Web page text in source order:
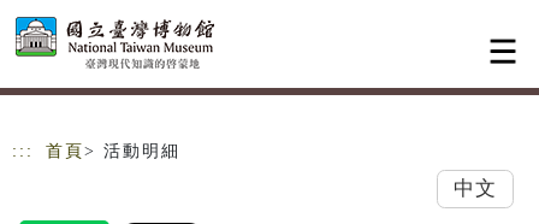
跳到主要內容
網站導覽
::: 首頁 > 活動明細
中文